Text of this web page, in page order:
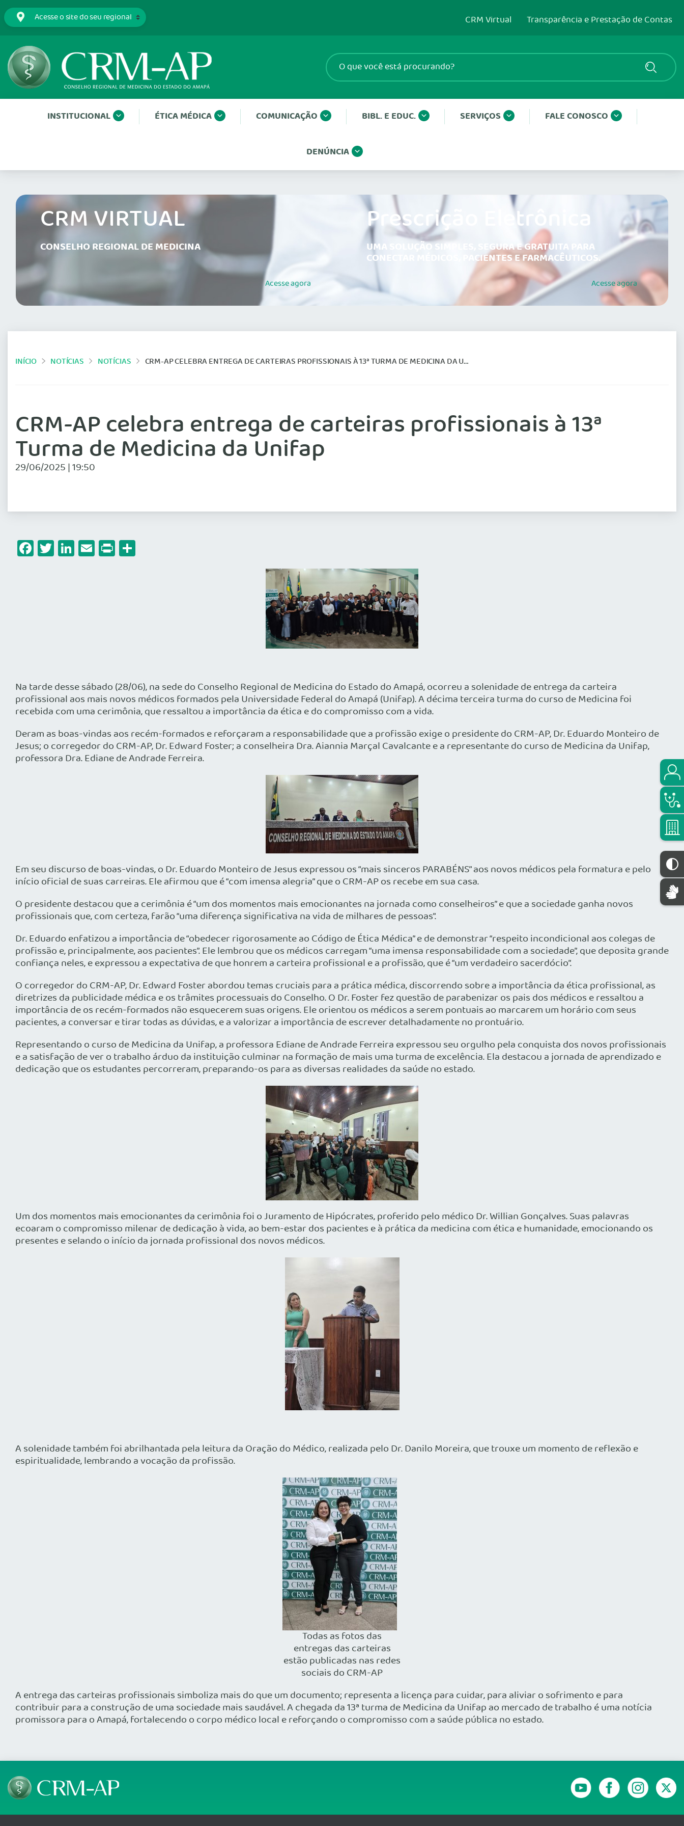
CRM Virtual Transparência e Prestação de Contas
INSTITUCIONAL ÉTICA MÉDICA COMUNICAÇÃO BIBL. E EDUC. SERVIÇOS FALE CONOSCO
DENÚNCIA
CRM VIRTUAL
CONSELHO REGIONAL DE MEDICINA
Acesseagora
Prescrição Eletrônica
UMA SOLUÇÃO SIMPLES, SEGURA E GRATUITA PARA
CONECTAR MÉDICOS, PACIENTES E FARMACÊUTICOS.
Acesseagora
INÍCIO NOTÍCIAS NOTÍCIAS CRM-AP CELEBRA ENTREGA DE CARTEIRAS PROFISSIONAIS À 13ª TURMA DE MEDICINA DA UNIFAP
CRM-AP celebra entrega de carteiras profissionais à 13ª
Turma de Medicina da Unifap
29/06/2025 | 19:50
Facebook
Twitter
LinkedIn
Email
Print
Na tarde desse sábado (28/06), na sede do Conselho Regional de Medicina do Estado do Amapá, ocorreu a solenidade de entrega da carteira
profissional aos mais novos médicos formados pela Universidade Federal do Amapá (Unifap). A décima terceira turma do curso de Medicina foi
recebida com uma cerimônia, que ressaltou a importância da ética e do compromisso com a vida.
Deram as boas-vindas aos recém-formados e reforçaram a responsabilidade que a profissão exige o presidente do CRM-AP, Dr. Eduardo Monteiro de
Jesus; o corregedor do CRM-AP, Dr. Edward Foster; a conselheira Dra. Aiannia Marçal Cavalcante e a representante do curso de Medicina da Unifap,
professora Dra. Ediane de Andrade Ferreira.
Em seu discurso de boas-vindas, o Dr. Eduardo Monteiro de Jesus expressou os “mais sinceros PARABÉNS” aos novos médicos pela formatura e pelo
início oficial de suas carreiras. Ele afirmou que é “com imensa alegria” que o CRM-AP os recebe em sua casa.
O presidente destacou que a cerimônia é “um dos momentos mais emocionantes na jornada como conselheiros” e que a sociedade ganha novos
profissionais que, com certeza, farão “uma diferença significativa na vida de milhares de pessoas”.
Dr. Eduardo enfatizou a importância de “obedecer rigorosamente ao Código de Ética Médica” e de demonstrar “respeito incondicional aos colegas de
profissão e, principalmente, aos pacientes”. Ele lembrou que os médicos carregam “uma imensa responsabilidade com a sociedade”, que deposita grande
confiança neles, e expressou a expectativa de que honrem a carteira profissional e a profissão, que é “um verdadeiro sacerdócio”.
O corregedor do CRM-AP, Dr. Edward Foster abordou temas cruciais para a prática médica, discorrendo sobre a importância da ética profissional, as
diretrizes da publicidade médica e os trâmites processuais do Conselho. O Dr. Foster fez questão de parabenizar os pais dos médicos e ressaltou a
importância de os recém-formados não esquecerem suas origens. Ele orientou os médicos a serem pontuais ao marcarem um horário com seus
pacientes, a conversar e tirar todas as dúvidas, e a valorizar a importância de escrever detalhadamente no prontuário.
Representando o curso de Medicina da Unifap, a professora Ediane de Andrade Ferreira expressou seu orgulho pela conquista dos novos profissionais
e a satisfação de ver o trabalho árduo da instituição culminar na formação de mais uma turma de excelência. Ela destacou a jornada de aprendizado e
dedicação que os estudantes percorreram, preparando-os para as diversas realidades da saúde no estado.
Um dos momentos mais emocionantes da cerimônia foi o Juramento de Hipócrates, proferido pelo médico Dr. Willian Gonçalves. Suas palavras
ecoaram o compromisso milenar de dedicação à vida, ao bem-estar dos pacientes e à prática da medicina com ética e humanidade, emocionando os
presentes e selando o início da jornada profissional dos novos médicos.
A solenidade também foi abrilhantada pela leitura da Oração do Médico, realizada pelo Dr. Danilo Moreira, que trouxe um momento de reflexão e
espiritualidade, lembrando a vocação da profissão.
Todas as fotos das
entregas das carteiras
estão publicadas nas redes
sociais do CRM-AP
A entrega das carteiras profissionais simboliza mais do que um documento; representa a licença para cuidar, para aliviar o sofrimento e para
contribuir para a construção de uma sociedade mais saudável. A chegada da 13ª turma de Medicina da Unifap ao mercado de trabalho é uma notícia
promissora para o Amapá, fortalecendo o corpo médico local e reforçando o compromisso com a saúde pública no estado.